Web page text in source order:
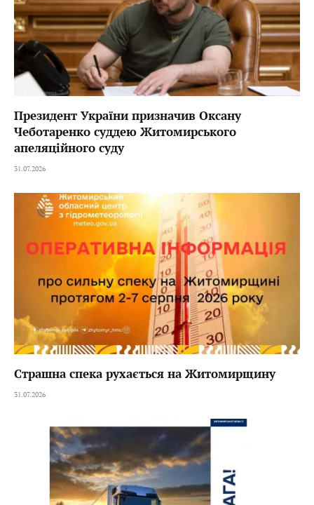
Президент України призначив Оксану
Чеботаренко суддею Житомирського
апеляційного суду
31.07.2026
Страшна спека рухається на Житомирщину
31.07.2026